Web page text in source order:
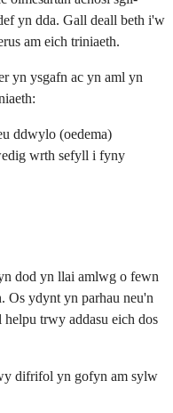
yn dda. Gall deall beth i'w
am eich triniaeth.
yn ysgafn ac yn aml yn
ddwylo (oedema)
wrth sefyll i fyny
dod yn llai amlwg o fewn
Os ydynt yn parhau neu'n
trwy addasu eich dos
difrifol yn gofyn am sylw